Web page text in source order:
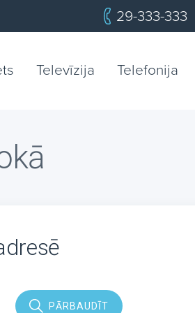
29-333-333
Televīzija Telefonija
PĀRBAUDĪT